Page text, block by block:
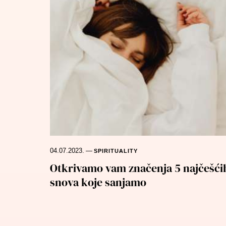
04.07.2023. — SPIRITUALITY
Otkrivamo vam značenja 5
snova koje sanjamo